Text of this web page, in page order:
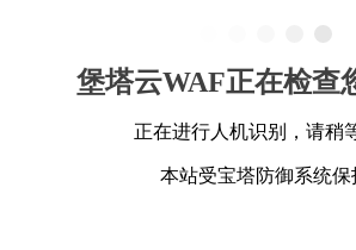
堡塔云WAF正在检查
正在进行人机识别，请稍
本站受宝塔防御系统保